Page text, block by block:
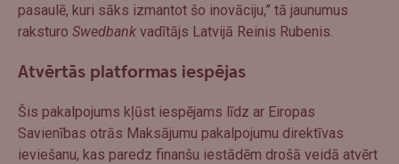
pasaulē, kuri sāks izmantot šo inovāciju,” tā jaunumus
raksturo Swedbank vadītājs Latvijā Reinis Rubenis.
Atvērtās platformas iespējas
Šis pakalpojums kļūst iespējams līdz ar Eiropas
Savienības otrās Maksājumu pakalpojumu direktīvas
ieviešanu, kas paredz finanšu iestādēm drošā veidā atvērt